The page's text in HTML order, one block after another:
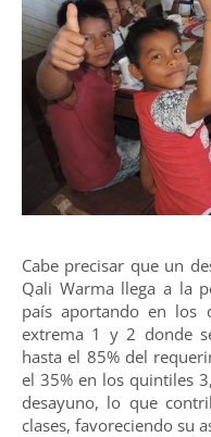
Cabe precisar que un
Qali Warma llega a la
país aportando en los
extrema 1 y 2 donde
hasta el 85% del
el 35% en los quintiles
desayuno, lo que
clases, favoreciendo su